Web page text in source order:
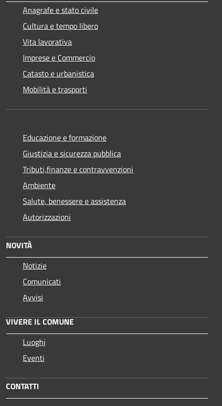
Anagrafe e stato civile
Cultura e tempo libero
Vita lavorativa
Imprese e Commercio
Catasto e urbanistica
Mobilità e trasporti
Educazione e formazione
Giustizia e sicurezza pubblica
Tributi,finanze e contravvenzioni
Ambiente
Salute, benessere e assistenza
Autorizzazioni
NOVITÀ
Notizie
Comunicati
Avvisi
VIVERE IL COMUNE
Luoghi
Eventi
CONTATTI